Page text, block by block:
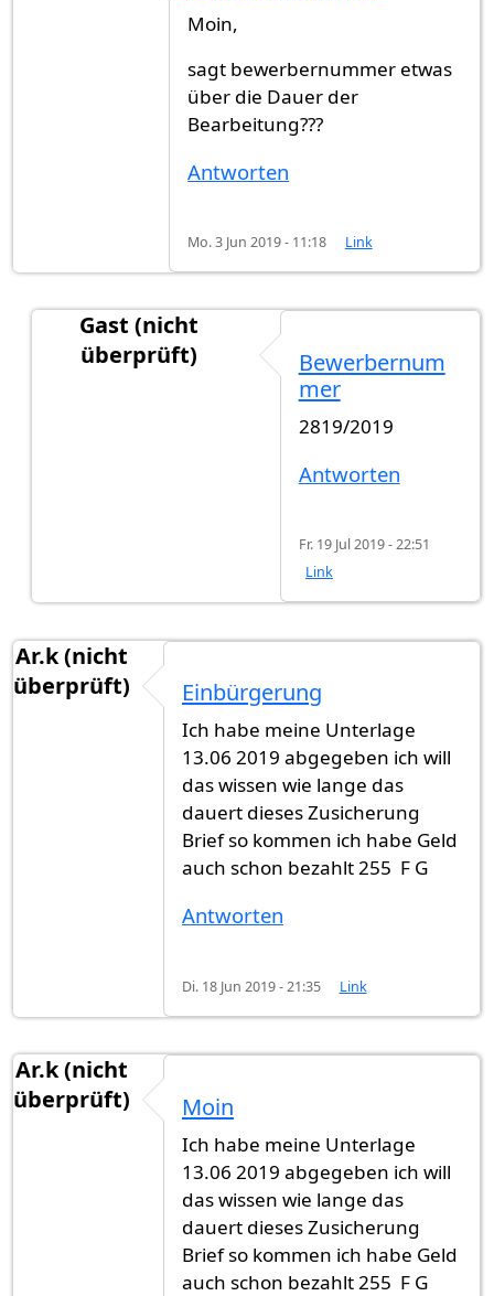
Moin,
sagt bewerbernummer etwas
über die Dauer der
Bearbeitung???
Antworten
Mo. 3 Jun 2019 - 11:18 Link
Gast (nicht
überprüft)
BewerbernummervonAhm (nicht
Bewerbernum
mer
2819/2019
Antworten
Fr. 19 Jul 2019 - 22:51
Link
Ar.k (nicht
überprüft)
Einbürgerung
Ich habe meine Unterlage
13.06 2019 abgegeben ich will
das wissen wie lange das
dauert dieses Zusicherung
Brief so kommen ich habe Geld
auch schon bezahlt 255 F G
Antworten
Di. 18 Jun 2019 - 21:35 Link
Ar.k (nicht
überprüft)
Moin
Ich habe meine Unterlage
13.06 2019 abgegeben ich will
das wissen wie lange das
dauert dieses Zusicherung
Brief so kommen ich habe Geld
auch schon bezahlt 255 F G